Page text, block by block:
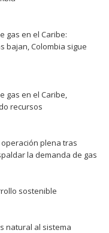
gas en el Caribe:
bajan, Colombia sigue
gas en el Caribe,
recursos
plena tras
la demanda de gas
sostenible
natural al sistema